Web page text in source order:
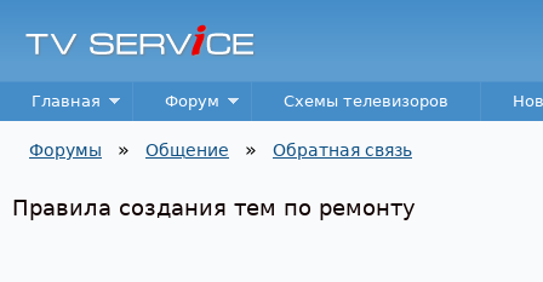
TV
Service
Main menu
Главная Форум Схемы телевизоров
Форумы » Общение » Обратная связь
Правила создания тем по ремонту